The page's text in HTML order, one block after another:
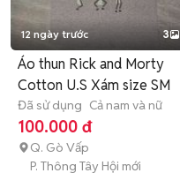
12 ngày trước 3
Áo thun Rick and Morty
Cotton U.S Xám size SM
Đã sử dụng Cả nam và nữ
100.000 đ
Q. Gò Vấp
P. Thông Tây Hội mới